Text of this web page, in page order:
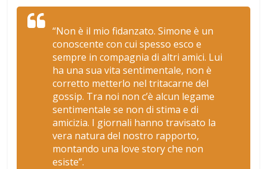
“Non è il mio fidanzato. Simone è un
conoscente con cui spesso esco e
sempre in compagnia di altri amici. Lui
ha una sua vita sentimentale, non è
corretto metterlo nel tritacarne del
gossip. Tra noi non c’è alcun legame
sentimentale se non di stima e di
amicizia. I giornali hanno travisato la
vera natura del nostro rapporto,
montando una love story che non
esiste”.